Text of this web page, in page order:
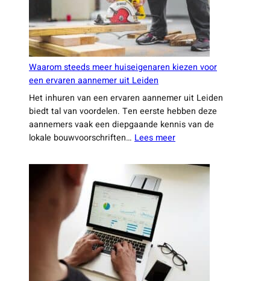
Waarom steeds meer huiseigenaren kiezen voor
een ervaren aannemer uit Leiden
Het inhuren van een ervaren aannemer uit Leiden
biedt tal van voordelen. Ten eerste hebben deze
aannemers vaak een diepgaande kennis van de
lokale bouwvoorschriften… Lees meer:
steeds
meer
aannemer
uit